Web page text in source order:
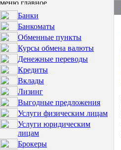
Банки
Банкоматы
Обменные пункты
Курсы обмена валюты
Денежные переводы
Кредиты
Вклады
Лизинг
Выгодные предложения
Услуги физическим лицам
Услуги юридическим
лицам
Брокеры